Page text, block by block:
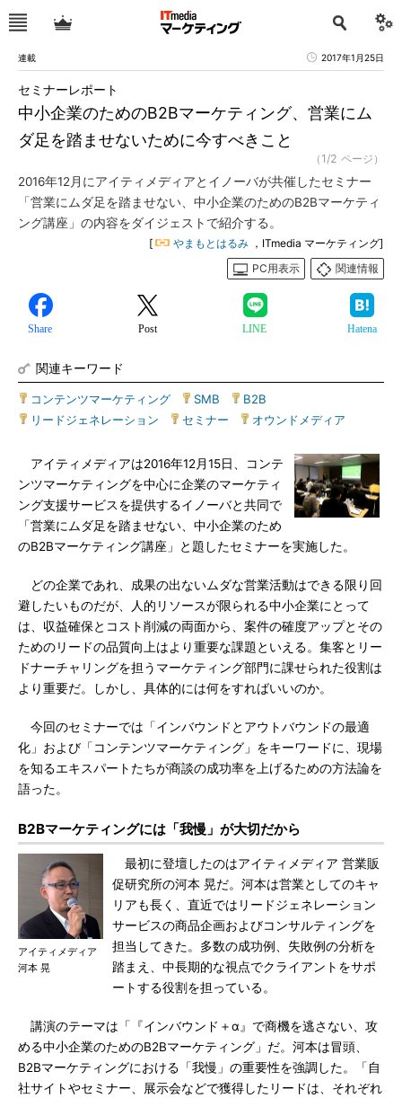
連載 2017年1月25日
中小企業のためのB2Bマーケティング、営業にム
ダ足を踏ませないために今すべきこと
セミナーレポート
（1/2 ページ）
2016年12月にアイティメディアとイノーバが共催したセミナー
「営業にムダ足を踏ませない、中小企業のためのB2Bマーケティ
ング講座」の内容をダイジェストで紹介する。
[ やまもとはるみ ，ITmedia マーケティング]
PC用表示
関連情報
Share Post LINE Hatena
関連キーワード
コンテンツマーケティング SMB B2B
リードジェネレーション
セミナー オウンドメディア
アイティメディアは2016年12月15日、コンテ
ンツマーケティングを中心に企業のマーケティ
ング支援サービスを提供するイノーバと共同で
「営業にムダ足を踏ませない、中小企業のため
のB2Bマーケティング講座」と題したセミナーを実施した。
どの企業であれ、成果の出ないムダな営業活動はできる限り回
避したいものだが、人的リソースが限られる中小企業にとって
は、収益確保とコスト削減の両面から、案件の確度アップとその
ためのリードの品質向上はより重要な課題といえる。集客とリー
ドナーチャリングを担うマーケティング部門に課せられた役割は
より重要だ。しかし、具体的には何をすればいいのか。
今回のセミナーでは「インバウンドとアウトバウンドの最適
化」および「コンテンツマーケティング」をキーワードに、現場
を知るエキスパートたちが商談の成功率を上げるための方法論を
語った。
B2Bマーケティングには「我慢」が大切だから
アイティメディア
河本 晃
最初に登壇したのはアイティメディア 営業販
促研究所の河本 晃だ。河本は営業としてのキャ
リアも長く、直近ではリードジェネレーション
サービスの商品企画およびコンサルティングを
担当してきた。多数の成功例、失敗例の分析を
踏まえ、中長期的な視点でクライアントをサポ
ートする役割を担っている。
講演のテーマは「『インバウンド＋α』で商機を逃さない、攻
める中小企業のためのB2Bマーケティング」だ。河本は冒頭、
B2Bマーケティングにおける「我慢」の重要性を強調した。「自
社サイトやセミナー、展示会などで獲得したリードは、それぞれ